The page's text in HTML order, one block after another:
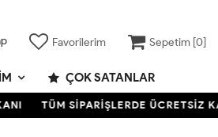
Favorilerim Sepetim [0]
ÇOK SATANLAR
TÜM SİPARİŞLERDE ÜCRETSİZ